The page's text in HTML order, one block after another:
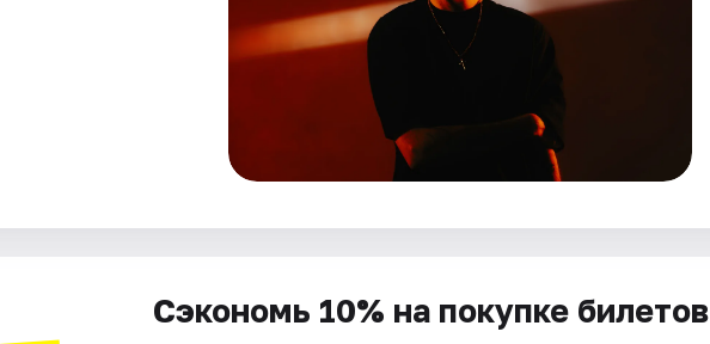
Сэкономь 10% на покупке билетов